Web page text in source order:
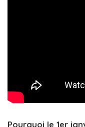
Pourquoi le 1er